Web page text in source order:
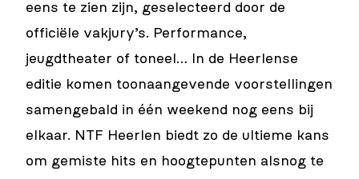
eens te zien zijn, geselecteerd door de
officiële vakjury’s. Performance,
jeugdtheater of toneel… In de Heerlense
editie komen toonaangevende voorstellingen
samengebald in één weekend nog eens bij
elkaar. NTF Heerlen biedt zo de ultieme kans
om gemiste hits en hoogtepunten alsnog te